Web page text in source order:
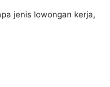
jenis lowongan kerja,